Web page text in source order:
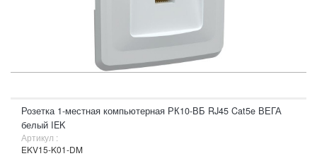
Розетка 1-местная компьютерная РК10-ВБ RJ45 Cat5e ВЕГА
белый IEK
Артикул :
EKV15-K01-DM